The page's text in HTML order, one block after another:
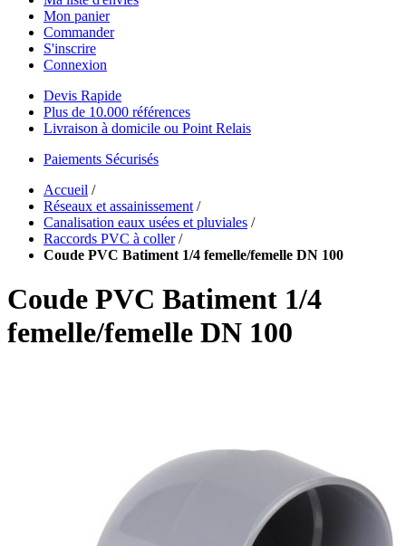
Mon panier
Commander
S'inscrire
Connexion
Devis Rapide
Plus de 10.000 références
Livraison à domicile ou Point Relais
Paiements Sécurisés
Accueil /
Réseaux et assainissement /
Canalisation eaux usées et pluviales /
Raccords PVC à coller /
Coude PVC Batiment 1/4 femelle/femelle DN 100
Coude PVC Batiment 1/4
femelle/femelle DN 100